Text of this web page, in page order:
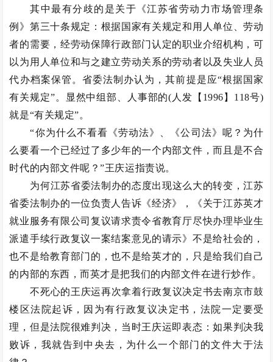
其中最有分歧的是关于《江苏省劳动力市场管理条
例》第三十条规定：根据国家有关规定和用人单位、劳动
者的需要，经劳动保障行政部门认定的职业介绍机构，可
以为用人单位和与之建立劳动关系的劳动者以及失业人员
代办档案保管。省委法制办认为，其前提是应“根据国家
有关规定”。显然中组部、人事部的(人发【1996】118号)
就是“有关规定”。
“你为什么不看看《劳动法》、《公司法》呢？为什
么要看一个已经过了多少年的一个内部文件，而且是不合
时代的内部文件呢？”王庆运指责说。
为何江苏省委法制办的态度出现这么大的转变，江苏
省委法制办的一位负责人告诉《经济》，《关于江苏英才
就业服务有限公司复议请求责令省教育厅尽快办理毕业生
派遣手续行政复议一案结案意见的请示》不是给社会的，
也不是给教育部门的，也不是给英才的，只是给我们自己
的内部的东西，而英才是把我们的内部文件在进行炒作。
不死心的王庆运再次拿着行政复议决定书去南京市鼓
楼区法院起诉，因为有行政复议决定书，法院一定要受
理，但是法院很难判决，当时王庆运即表态：如果判决我
败诉，我就告到中央去，为什么一个部门的文件大于法